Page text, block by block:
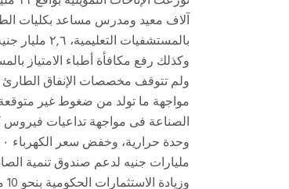
وكذلك رفع مكافأة أطباء الامتياز
ولم تتوقف مخصصات الإنفاق